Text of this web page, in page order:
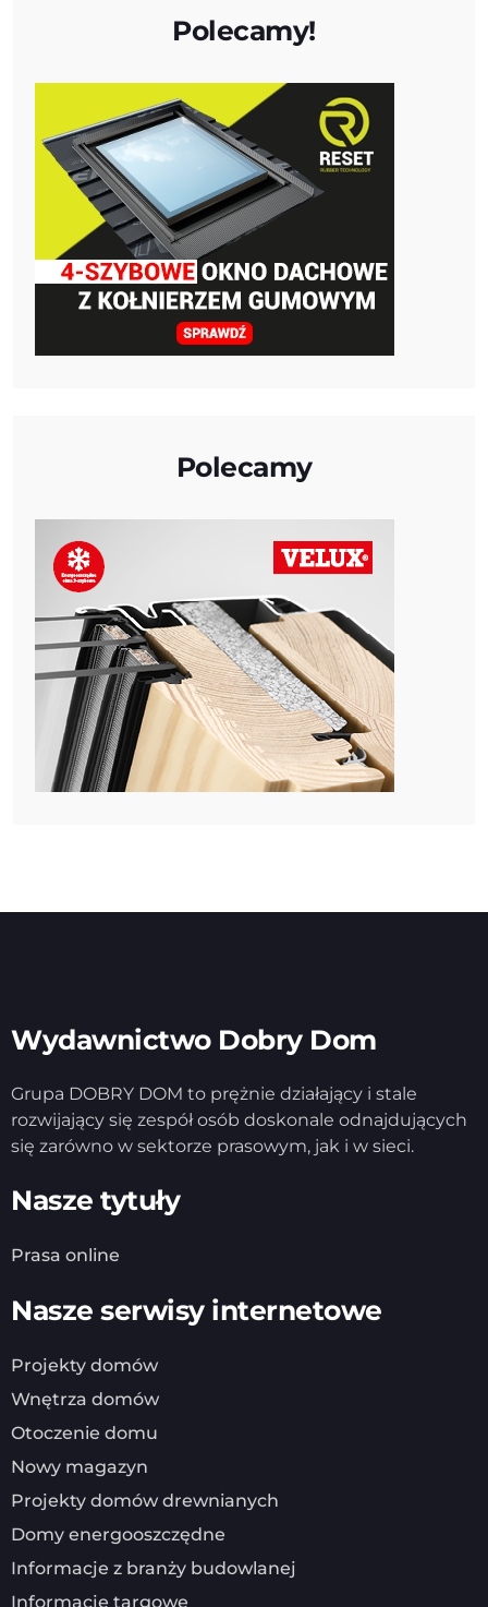
Polecamy!
Polecamy
Wydawnictwo Dobry Dom
Grupa DOBRY DOM to prężnie działający i stale
rozwijający się zespół osób doskonale odnajdujących
się zarówno w sektorze prasowym, jak i w sieci.
Nasze tytuły
Prasa online
Nasze serwisy internetowe
Projekty domów
Wnętrza domów
Otoczenie domu
Nowy magazyn
Projekty domów drewnianych
Domy energooszczędne
Informacje z branży budowlanej
Informacje targowe